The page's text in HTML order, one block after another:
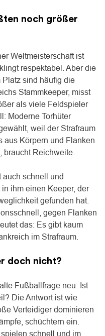
noch größer
Weltmeisterschaft ist
respektabel. Aber die
sind häufig die
Stammkeeper, misst
als viele Feldspieler
Moderne Torhüter
weil der Strafraum
aus Körpern und Flanken
braucht Reichweite.
auch schnell und
ihm einen Keeper, der
gefunden hat.
gegen Flanken
das: Es gibt kaum
im Strafraum.
doch nicht?
Fußballfrage neu: Ist
Die Antwort ist wie
Verteidiger dominieren
schüchtern ein.
schnell und im